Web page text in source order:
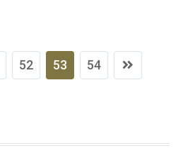
52 53 54